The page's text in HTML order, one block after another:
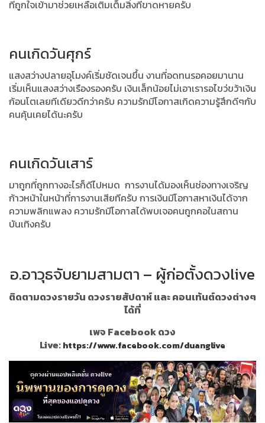
ที่ถูกใจเข้ามาช่วยเหลือเติมเต็มสิ่งที่ขาดหายครับ
คนเกิดวันศุกร์
แสงสว่างปลายอุโมงค์เริ่มชัดเจนขึ้น งานที่อดทนรอคอยมานาน
เริ่มเห็นแสงสว่างเรืองรองครับ เงินเล็กน้อยไม่เอาเรารอไขว่ขว้าเงิน
ก้อนโตเลยทีเดียวดีกว่าครับ ความรักมีโอกาสเกิดความรู้สึกดีๆกับ
คนคุ้นเคยได้นะครับ
คนเกิดวันเสาร์
มาถูกที่ถูกทางอะไรก็ดีไปหมด การงานได้มองเห็นช่องทางเจริญ
ก้าวหน้าในหน้าที่การงานเสียทีครับ การเงินมีโอกาสหาเงินได้จาก
ความพลิกแพลง ความรักมีโอกาสได้พบเจอคนถูกคอในสถาน
บันเทิงครับ
อ.อาวุธจับยามสามตา – ผู้ก่อตั้งดวงlive
ติดตามดวงรายวัน ดวงรายสัปดาห์ และ คอนเท้นต์ดวงต่างๆ
ได้ที่
เพจ Facebook ดวง
Live:https://www.facebook.com/duanglive